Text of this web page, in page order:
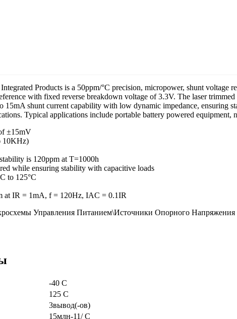
Products is a 50ppm/°C precision, micropower, shunt voltage
with fixed reverse breakdown voltage of 3.3V. The laser
shunt current capability with low dynamic impedance, ensuring
Typical applications include portable battery powered equipment,
±15mV
10KHz)
is 120ppm at T=1000h
while ensuring stability with capacitive loads
to 125°C
at IR = 1mA, f = 120Hz, IAC = 0.1IR
Управления Питанием\Источники Опорного Напряжения
-40 C
125 C
3вывод(-ов)
15млн-11/ C